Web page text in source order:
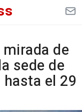
de
sede de
hasta el 29